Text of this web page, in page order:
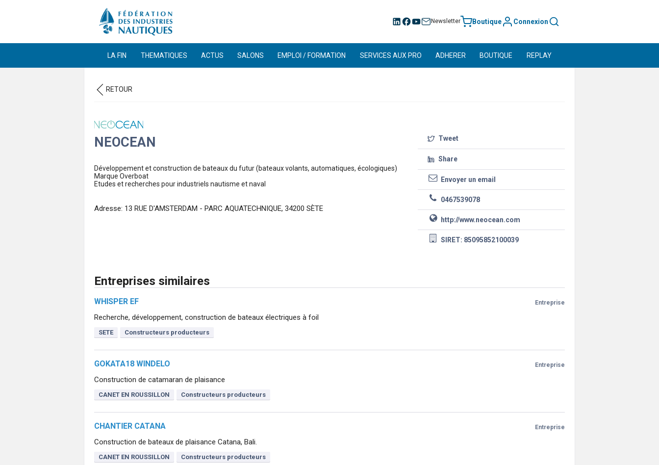
Newsletter Boutique Connexion
LA FIN THEMATIQUES ACTUS SALONS EMPLOI / FORMATION SERVICES AUX PRO ADHERER BOUTIQUE REPLAY
RETOUR
NEOCEAN
Développement et construction de bateaux du futur (bateaux volants, automatiques, écologiques)
Marque Overboat
Etudes et recherches pour industriels nautisme et naval
Adresse: 13 RUE D'AMSTERDAM - PARC AQUATECHNIQUE, 34200 SÈTE
Tweet
Share
Envoyer un email
0467539078
http://www.neocean.com
SIRET: 85095852100039
Entreprises similaires
Entreprise
WHISPER EF
Recherche, développement, construction de bateaux électriques à foil
SETE Constructeurs producteurs
Entreprise
GOKATA18 WINDELO
Construction de catamaran de plaisance
CANET EN ROUSSILLON Constructeurs producteurs
Entreprise
CHANTIER CATANA
Construction de bateaux de plaisance Catana, Bali.
CANET EN ROUSSILLON Constructeurs producteurs